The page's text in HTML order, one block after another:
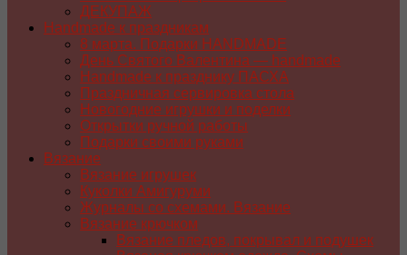
ДЕКУПАЖ
Handmade к праздникам
8 марта. Подарки HANDMADE
День Святого Валентина — handmade
Handmade к празднику ПАСХA
Праздничная сервировка стола
Новогодние игрушки и поделки
Открытки ручной работы
Подарки своими руками
Вязание
Вязание игрушек
Куколки Амигуруми
Журналы со схемами. Вязание
Вязание крючком
Вязание пледов, покрывал и подушек